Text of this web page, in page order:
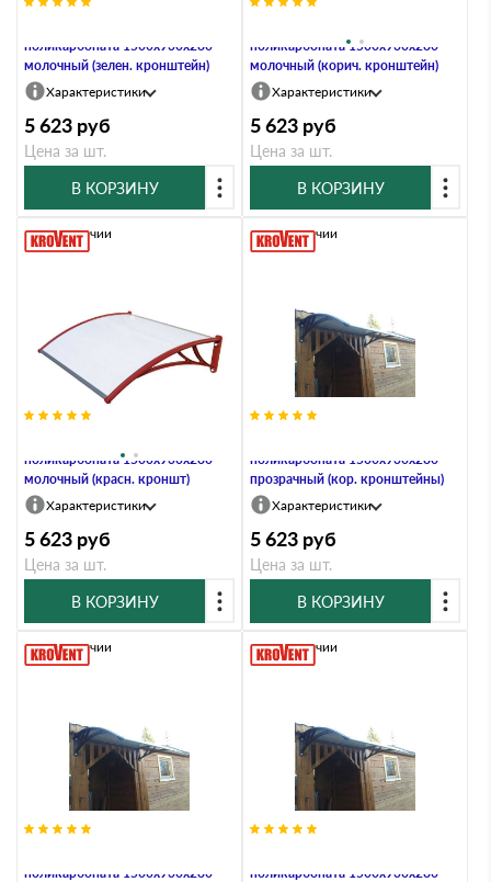
поликарбоната 1500х930х280
молочный (зелен. кронштейн)
Характеристики
5 623 руб
Цена за шт.
В КОРЗИНУ
поликарбоната 1500х930х280
молочный (корич. кронштейн)
Характеристики
5 623 руб
Цена за шт.
В КОРЗИНУ
поликарбоната 1500х930х280
молочный (красн. кроншт)
В наличии
Характеристики
5 623 руб
Цена за шт.
В КОРЗИНУ
поликарбоната 1500х930х280
прозрачный (кор. кронштейны)
В наличии
Характеристики
5 623 руб
Цена за шт.
В КОРЗИНУ
поликарбоната 1500х930х280
В наличии
поликарбоната 1500х930х280
В наличии